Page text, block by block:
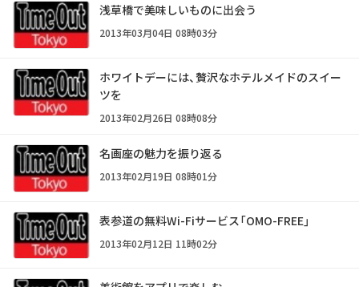
浅草橋で美味しいものに出会う
2013年03月04日 08時03分
ホワイトデーには、贅沢なホテルメイドのスイー
ツを
2013年02月26日 08時08分
名画座の魅力を振り返る
2013年02月19日 08時01分
表参道の無料Wi-Fiサービス「OMO-FREE」
2013年02月12日 11時02分